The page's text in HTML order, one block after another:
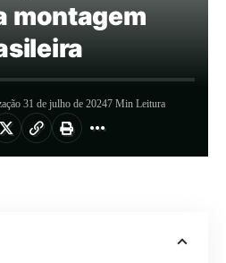
montagem
31 de julho de 20247 Min Leitura